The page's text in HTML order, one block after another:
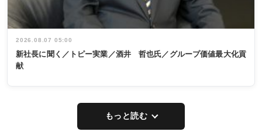
2026.08.07 05:00
新社長に聞く／トピー実業／酒井 哲也氏／グループ価値最大化貢
献
もっと読む